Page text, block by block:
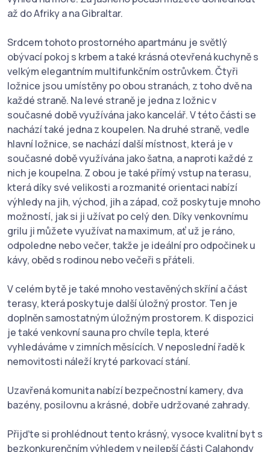
až do Afriky a na Gibraltar.
Srdcem tohoto prostorného apartmánu je světlý
obývací pokoj s krbem a také krásná otevřená kuchyně s
velkým elegantním multifunkčním ostrůvkem. Čtyři
ložnice jsou umístěny po obou stranách, z toho dvě na
každé straně. Na levé straně je jedna z ložnic v
současné době využívána jako kancelář. V této části se
nachází také jedna z koupelen. Na druhé straně, vedle
hlavní ložnice, se nachází další místnost, která je v
současné době využívána jako šatna, a naproti každé z
nich je koupelna. Z obou je také přímý vstup na terasu,
která díky své velikosti a rozmanité orientaci nabízí
výhledy na jih, východ, jih a západ, což poskytuje mnoho
možností, jak si ji užívat po celý den. Díky venkovnímu
grilu ji můžete využívat na maximum, ať už je ráno,
odpoledne nebo večer, takže je ideální pro odpočinek u
kávy, oběd s rodinou nebo večeři s přáteli.
V celém bytě je také mnoho vestavěných skříní a část
terasy, která poskytuje další úložný prostor. Ten je
doplněn samostatným úložným prostorem. K dispozici
je také venkovní sauna pro chvíle tepla, které
vyhledáváme v zimních měsících. V neposlední řadě k
nemovitosti náleží kryté parkovací stání.
Uzavřená komunita nabízí bezpečnostní kamery, dva
bazény, posilovnu a krásné, dobře udržované zahrady.
Přijďte si prohlédnout tento krásný, vysoce kvalitní byt s
bezkonkurenčním výhledem v nejlepší části Calahondy